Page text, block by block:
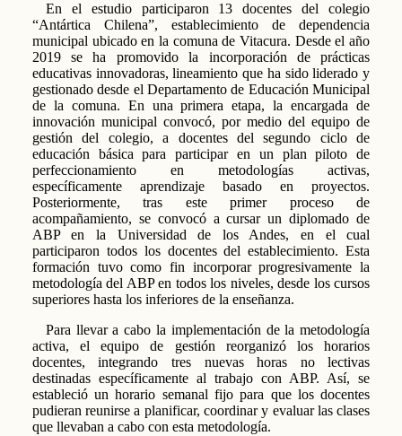
En el estudio participaron 13 docentes del colegio
“Antártica Chilena”, establecimiento de dependencia
municipal ubicado en la comuna de Vitacura. Desde el año
2019 se ha promovido la incorporación de prácticas
educativas innovadoras, lineamiento que ha sido liderado y
gestionado desde el Departamento de Educación Municipal
de la comuna. En una primera etapa, la encargada de
innovación municipal convocó, por medio del equipo de
gestión del colegio, a docentes del segundo ciclo de
educación básica para participar en un plan piloto de
perfeccionamiento en metodologías activas,
específicamente aprendizaje basado en proyectos.
Posteriormente, tras este primer proceso de
acompañamiento, se convocó a cursar un diplomado de
ABP en la Universidad de los Andes, en el cual
participaron todos los docentes del establecimiento. Esta
formación tuvo como fin incorporar progresivamente la
metodología del ABP en todos los niveles, desde los cursos
superiores hasta los inferiores de la enseñanza.
Para llevar a cabo la implementación de la metodología
activa, el equipo de gestión reorganizó los horarios
docentes, integrando tres nuevas horas no lectivas
destinadas específicamente al trabajo con ABP. Así, se
estableció un horario semanal fijo para que los docentes
pudieran reunirse a planificar, coordinar y evaluar las clases
que llevaban a cabo con esta metodología.